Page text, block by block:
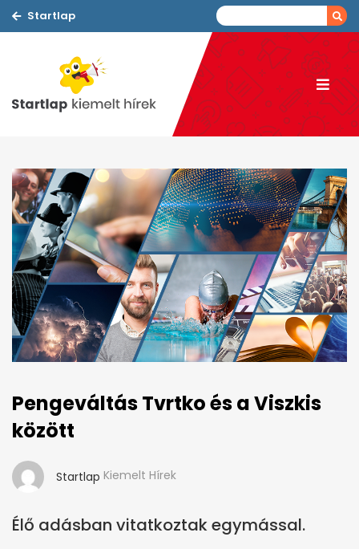
Startlap
Pengeváltás Tvrtko és a Viszkis
között
Startlap Kiemelt Hírek
Élő adásban vitatkoztak egymással.